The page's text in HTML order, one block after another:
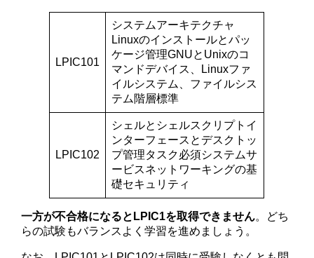
LPIC101
システムアーキテクチャ
Linuxのインストールとパッ
ケージ管理GNUとUnixのコ
マンドデバイス、Linuxファ
イルシステム、ファイルシス
テム階層標準
LPIC102
シェルとシェルスクリプトイ
ンターフェースとデスクトッ
プ管理タスク必須システムサ
ービスネットワーキングの基
礎セキュリティ
一方が不合格になるとLPIC1を取得できません。どち
らの試験もバランスよく学習を進めましょう。